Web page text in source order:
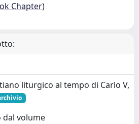
Chapter)
liturgico al tempo di Carlo V,
dal volume